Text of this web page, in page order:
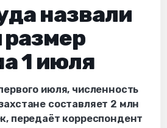
назвали
размер
1 июля
июля, численность
составляет 2 млн
передаёт корреспондент